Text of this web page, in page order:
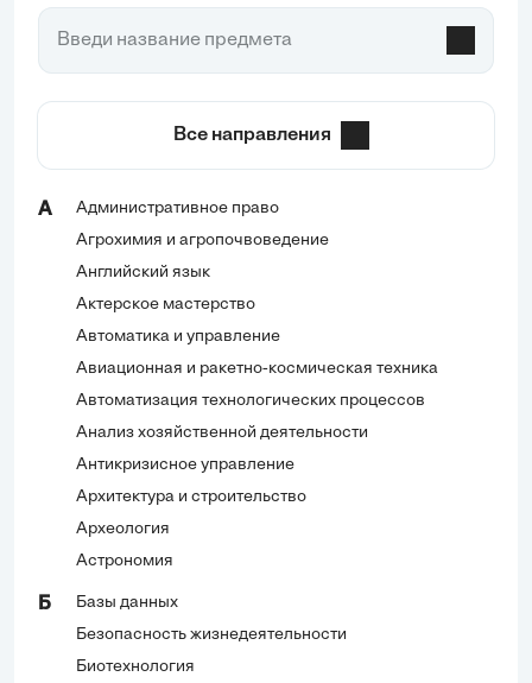
Все направления
А
Административное право
Агрохимия и агропочвоведение
Английский язык
Актерское мастерство
Автоматика и управление
Авиационная и ракетно-космическая техника
Автоматизация технологических процессов
Анализ хозяйственной деятельности
Антикризисное управление
Архитектура и строительство
Археология
Астрономия
Б
Базы данных
Безопасность жизнедеятельности
Биотехнология